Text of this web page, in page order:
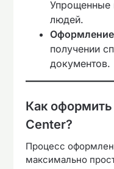
Упрощенные
людей.
получении
документов.
Как
Center?
Процесс
максимально